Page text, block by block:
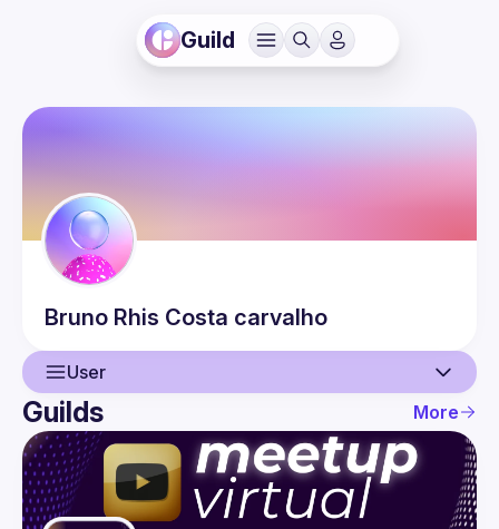
Guild
Bruno Rhis Costa carvalho
User
User
Events
Guilds
Guilds More